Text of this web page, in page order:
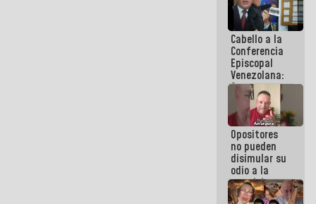
opositores
se
desmarcan
de La Sayo
Cabello a la
Conferencia
Episcopal
Venezolana:
Son unos
inmorales,
ni una
botella de
agua han
llevado
Opositores
no pueden
disimular su
odio a la
paz del
pueblo